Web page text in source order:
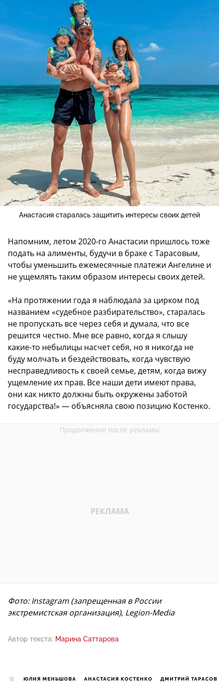
Анастасия старалась защитить интересы своих детей
Напомним, летом 2020-го Анастасии пришлось тоже
подать на алименты, будучи в браке с Тарасовым,
чтобы уменьшить ежемесячные платежи Ангелине и
не ущемлять таким образом интересы своих детей.
«На протяжении года я наблюдала за цирком под
названием «судебное разбирательство», старалась
не пропускать все через себя и думала, что все
решится честно. Мне все равно, когда я слышу
какие-то небылицы насчет себя, но я никогда не
буду молчать и бездействовать, когда чувствую
несправедливость к своей семье, детям, когда вижу
ущемление их прав. Все наши дети имеют права,
они как никто должны быть окружены заботой
государства!» — объясняла свою позицию Костенко.
Фото: Instagram (запрещенная в России
экстремистская организация), Legion-Media
Автор текста: Марина Саттарова
ЮЛИЯ МЕНЬШОВА АНАСТАСИЯ КОСТЕНКО ДМИТРИЙ ТАРАСОВ